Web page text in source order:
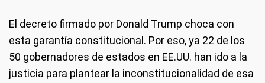
El decreto firmado por Donald Trump choca con
esta garantía constitucional. Por eso, ya 22 de los
50 gobernadores de estados en EE.UU. han ido a la
justicia para plantear la inconstitucionalidad de esa